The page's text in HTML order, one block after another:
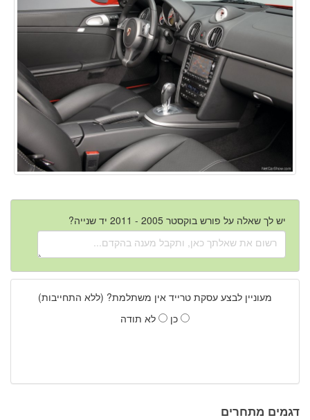
יש לך שאלה על פורש בוקסטר 2005 - 2011 יד שנייה?
מעוניין לבצע עסקת טרייד אין משתלמת? (ללא התחייבות)
כן
לא תודה
דגמים מתחרים